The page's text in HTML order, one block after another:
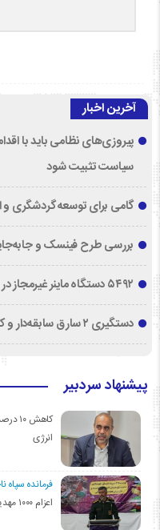
آخرین اخبار
پیروزی‌های نظامی باید با
سیاست تثبیت شود
گامی برای توسعه گردشگری
بررسی طرح فینسک و
۵۴۹۲ دستگاه ماینر غیرمجاز در استان سمنان جمع‌آوری شد
دستگیری ۲ سارق سابقه‌دار و کشف خودروی سرقتی در مهدیشهر
پیشنهاد سردبیر
کاهش
انرژی
فرمانده سپاه
اعزام ۱۰۰۰ مهدیشهری به تشییع رهبر شهید